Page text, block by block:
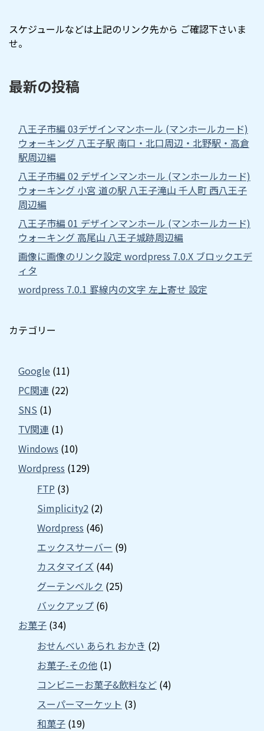
スケジュールなどは上記のリンク先から ご確認下さいま
せ。
最新の投稿
八王子市編 03デザインマンホール (マンホールカード)
ウォーキング 八王子駅 南口・北口周辺・北野駅・高倉
駅周辺編
八王子市編 02 デザインマンホール (マンホールカード)
ウォーキング 小宮 道の駅 八王子滝山 千人町 西八王子
周辺編
八王子市編 01 デザインマンホール (マンホールカード)
ウォーキング 高尾山 八王子城跡周辺編
画像に画像のリンク設定 wordpress 7.0.X ブロックエデ
ィタ
wordpress 7.0.1 罫線内の文字 左上寄せ 設定
カテゴリー
Google (11)
PC関連 (22)
SNS (1)
TV関連 (1)
Windows (10)
Wordpress (129)
FTP (3)
Simplicity2 (2)
Wordpress (46)
エックスサーバー (9)
カスタマイズ (44)
グーテンベルク (25)
バックアップ (6)
お菓子 (34)
おせんべい あられ おかき (2)
お菓子-その他 (1)
コンビニーお菓子&飲料など (4)
スーパーマーケット (3)
和菓子 (19)